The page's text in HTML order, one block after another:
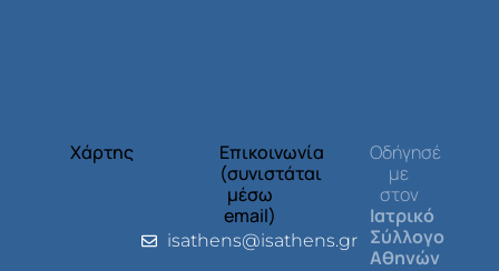
Χάρτης
Επικοινωνία
(συνιστάται
μέσω
email)
isathens@isathens.gr
Οδήγησέ
με
στον
Ιατρικό
Σύλλογο
Αθηνών